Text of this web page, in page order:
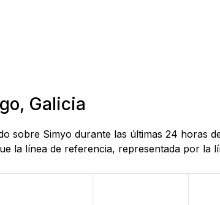
Galicia
sobre Simyo durante las últimas 24 horas
la línea de referencia, representada por la